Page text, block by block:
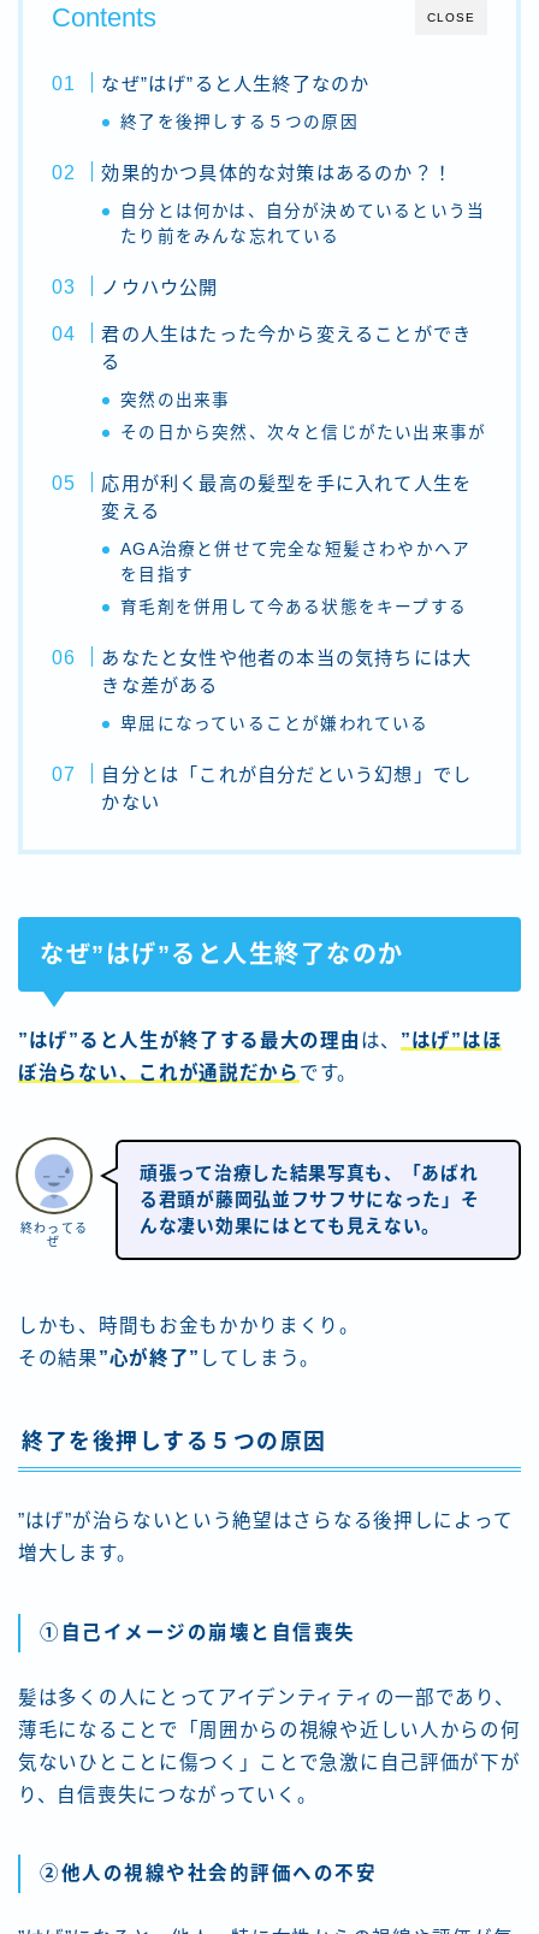
CLOSE
Contents
なぜ”はげ”ると人生終了なのか
終了を後押しする５つの原因
効果的かつ具体的な対策はあるのか？！
自分とは何かは、自分が決めているという当
たり前をみんな忘れている
ノウハウ公開
君の人生はたった今から変えることができ
る
突然の出来事
その日から突然、次々と信じがたい出来事が
応用が利く最高の髪型を手に入れて人生を
変える
AGA治療と併せて完全な短髪さわやかヘア
を目指す
育毛剤を併用して今ある状態をキープする
あなたと女性や他者の本当の気持ちには大
きな差がある
卑屈になっていることが嫌われている
自分とは「これが自分だという幻想」でし
かない
なぜ”はげ”ると人生終了なのか
”はげ”ると人生が終了する最大の理由 は、 ”はげ”はほ
ぼ治らない、これが通説だから です。
終わってる
ぜ
頑張って治療した結果写真も、「あばれ
る君頭が藤岡弘並フサフサになった」そ
んな凄い効果にはとても見えない。
しかも、時間もお金もかかりまくり。
その結果”心が終了” してしまう。
終了を後押しする５つの原因
”はげ”が治らないという絶望はさらなる後押しによって
増大します。
①自己イメージの崩壊と自信喪失
髪は多くの人にとってアイデンティティの一部であり、
薄毛になることで「周囲からの視線や近しい人からの何
気ないひとことに傷つく」ことで急激に自己評価が下が
り、自信喪失につながっていく。
②他人の視線や社会的評価への不安